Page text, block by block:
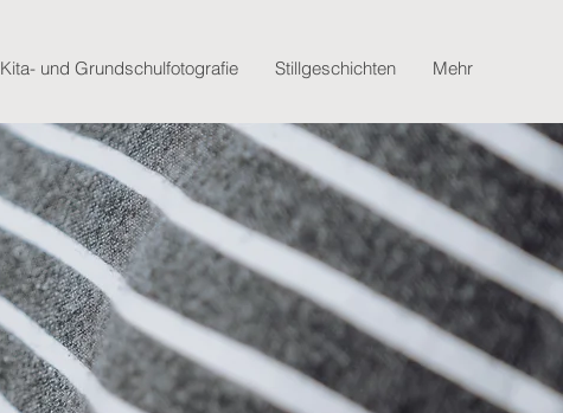
Kita- und Grundschulfotografie Stillgeschichten Mehr